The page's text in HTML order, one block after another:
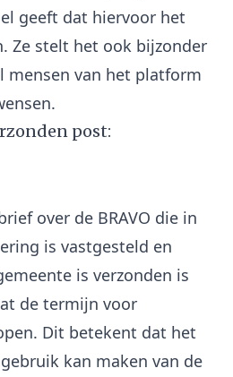
geeft dat hiervoor het
Ze stelt het ook bijzonder
mensen van het platform
post:
over de BRAVO die in
is vastgesteld en
is verzonden is
de termijn voor
Dit betekent dat het
kan maken van de